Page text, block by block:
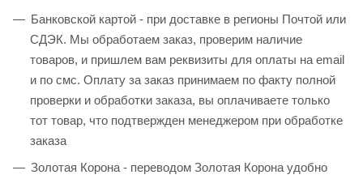
Банковской картой - при доставке в регионы Почтой или
СДЭК. Мы обработаем заказ, проверим наличие
товаров, и пришлем вам реквизиты для оплаты на email
и по смс. Оплату за заказ принимаем по факту полной
проверки и обработки заказа, вы оплачиваете только
тот товар, что подтвержден менеджером при обработке
заказа
Золотая Корона - переводом Золотая Корона удобно